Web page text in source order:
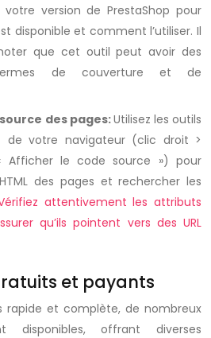
version de PrestaShop pour
disponible et comment l’utiliser. Il
que cet outil peut avoir des
de couverture et de
des pages:Utilisez les outils
de votre navigateur (clic droit >
Afficher le code source ») pour
des pages et rechercher les
attentivement les attributs
qu’ils pointent vers des URL
et payants
rapide et complète, de nombreux
offrant diverses